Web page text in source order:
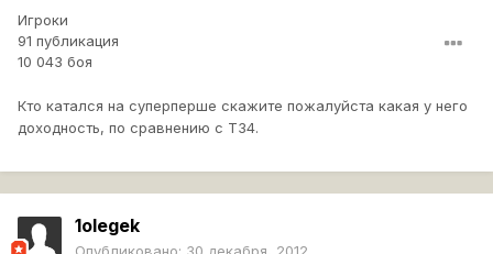
Игроки
91 публикация
10 043 боя
Кто катался на суперперше скажите пожалуйста какая у него
доходность, по сравнению с Т34.
1olegek